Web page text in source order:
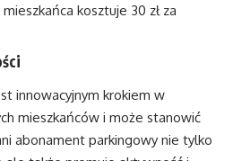
kosztuje 30 zł za
innowacyjnym krokiem w
mieszkańców i może stanowić
abonament parkingowy nie tylko